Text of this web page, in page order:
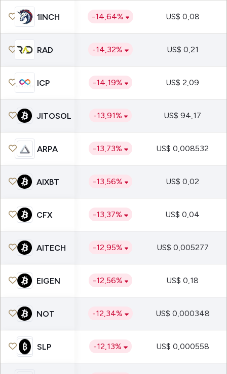
1INCH -14,64% US$ 0,08
RAD -14,32% US$ 0,21
ICP -14,19% US$ 2,09
JITOSOL -13,91% US$ 94,17
ARPA -13,73% US$ 0,008532
AIXBT -13,56% US$ 0,02
CFX -13,37% US$ 0,04
AITECH -12,95% US$ 0,005277
EIGEN -12,56% US$ 0,18
NOT -12,34% US$ 0,000348
SLP -12,13% US$ 0,000558